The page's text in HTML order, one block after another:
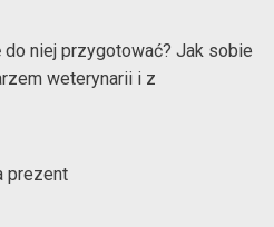
do niej przygotować? Jak sobie
weterynarii i z
prezent